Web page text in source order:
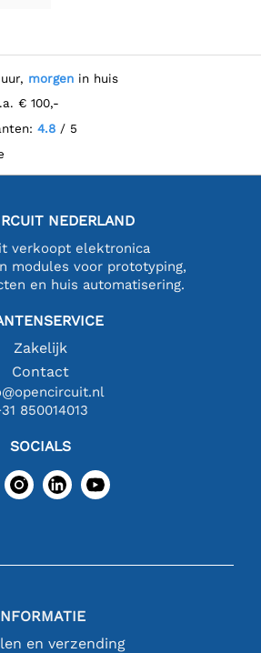
morgen in huis
€ 100,-
4.8 / 5
NEDERLAND
verkoopt elektronica
modules voor prototyping,
en huis automatisering.
Zakelijk
Contact
850014013
SOCIALS
en verzending